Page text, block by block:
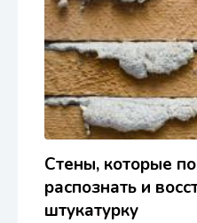
Стены, которые
распознать и
штукатурку